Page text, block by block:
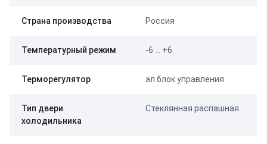
Страна производства Россия
Температурный режим -6 … +6
Терморегулятор эл.блок управления
Тип двери
холодильника
Стеклянная распашная